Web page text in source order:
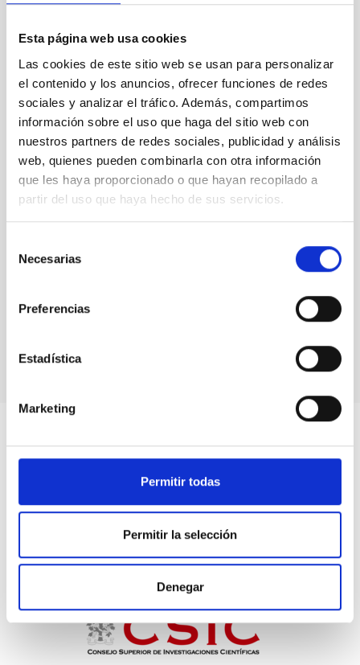
Esta página web usa cookies
Las cookies de este sitio web se usan para personalizar
el contenido y los anuncios, ofrecer funciones de redes
sociales y analizar el tráfico. Además, compartimos
información sobre el uso que haga del sitio web con
nuestros partners de redes sociales, publicidad y análisis
web, quienes pueden combinarla con otra información
que les haya proporcionado o que hayan recopilado a
partir del uso que haya hecho de sus servicios.
Necesarias
Preferencias
Estadística
Marketing
Permitir todas
Permitir la selección
Denegar